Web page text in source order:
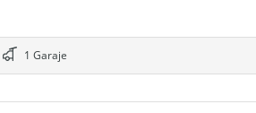
1 Garaje